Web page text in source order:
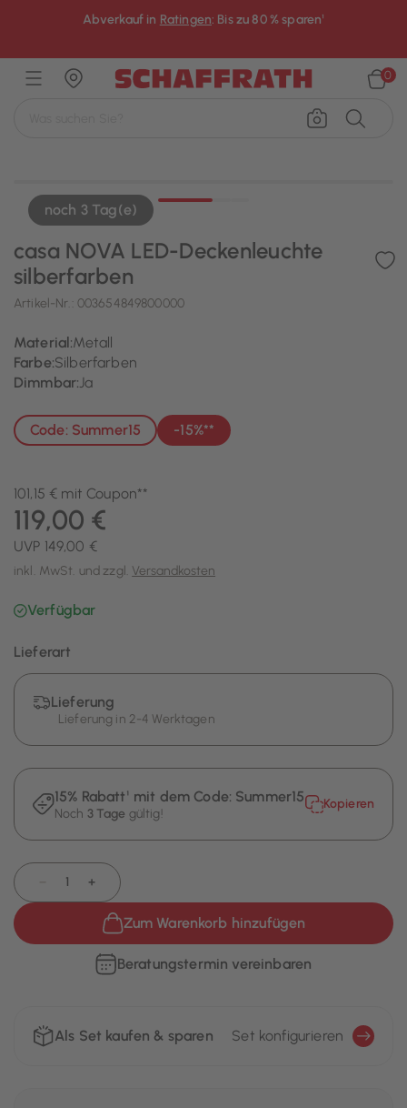
Abverkauf in Ratingen: Bis zu 80 % sparen¹
0
noch 3 Tag(e)
casa NOVA LED-Deckenleuchte
silberfarben
Artikel-Nr.: 003654849800000
Material:Metall
Farbe:Silberfarben
Dimmbar:Ja
Code: Summer15 -15%**
101,15 € mit Coupon**
UVP 149,00 €
119,00 €
inkl. MwSt. und zzgl. Versandkosten
Verfügbar
Lieferart
Lieferung
Lieferung in 2-4 Werktagen
15% Rabatt¹ mit dem Code: Summer15
Noch 3 Tage gültig!
Kopieren
+
Zum Warenkorb hinzufügen
Beratungstermin vereinbaren
Als Set kaufen & sparen Set konfigurieren